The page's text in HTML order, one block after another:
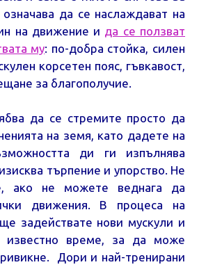
да се наслаждават на
на движение и да се ползват
му: по-добра стойка, силен
корсетен пояс, гъвкавост,
за благополучие.
да се стремите просто да
на земя, като дадете на
ди ги изпълнява
търпение и упорство. Не
ако не можете веднага да
движения. В процеса на
задействате нови мускули и
време, за да може
Дори и най-тренирани